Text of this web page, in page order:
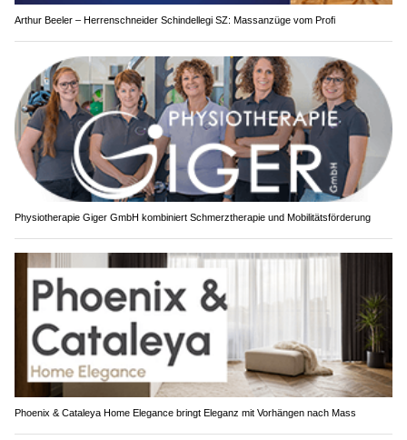
Arthur Beeler – Herrenschneider Schindellegi SZ: Massanzüge vom Profi
Physiotherapie Giger GmbH kombiniert Schmerztherapie und Mobilitätsförderung
Phoenix & Cataleya Home Elegance bringt Eleganz mit Vorhängen nach Mass